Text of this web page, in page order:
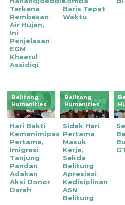
Terkena
Rembesan
Air Hujan,
Ini
Penjelasan
EGM
Khaerul
Assidiqi
Baris Tepat
Waktu
Belitong
Humanities
Hari Bakti
Kemenimipas
Pertama,
Imigrasi
Tanjung
Pandan
Adakan
Aksi Donor
Darah
Belitong
Humanities
Sidak Hari
Pertama
Masuk
Kerja,
Sekda
Belitung
Apresiasi
Kedisiplinan
ASN
Belitung